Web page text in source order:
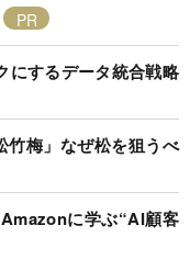
にするデータ統合戦略
竹梅」なぜ松を狙うべ
に学ぶ“AI顧客